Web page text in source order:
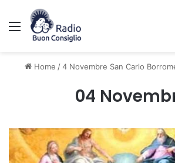
Menu
Home / 4 Novembre San Carlo
04